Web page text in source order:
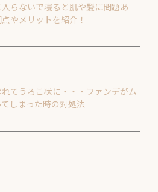
らないで寝ると肌や髪に問題あ
やメリットを紹介！
てうろこ状に・・・ファンデがム
しまった時の対処法